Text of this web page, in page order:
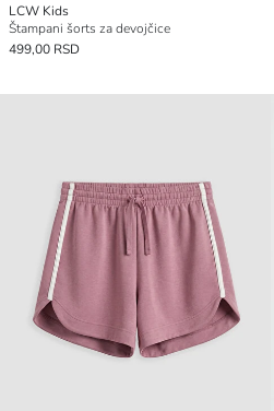
LCW Kids
Štampani šorts za devojčice
499,00 RSD